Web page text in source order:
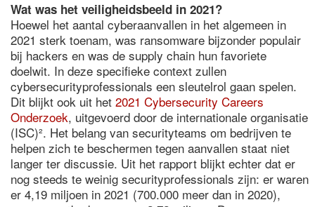
Wat was het veiligheidsbeeld in 2021?
Hoewel het aantal cyberaanvallen in het algemeen in
2021 sterk toenam, was ransomware bijzonder populair
bij hackers en was de supply chain hun favoriete
doelwit. In deze specifieke context zullen
cybersecurityprofessionals een sleutelrol gaan spelen.
Dit blijkt ook uit het 2021 Cybersecurity Careers
Onderzoek, uitgevoerd door de internationale organisatie
(ISC)². Het belang van securityteams om bedrijven te
helpen zich te beschermen tegen aanvallen staat niet
langer ter discussie. Uit het rapport blijkt echter dat er
nog steeds te weinig securityprofessionals zijn: er waren
er 4,19 miljoen in 2021 (700.000 meer dan in 2020),